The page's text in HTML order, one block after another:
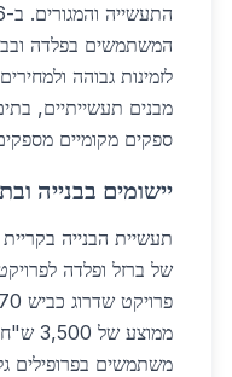
המשתמשים בפלדה
לזמינות גבוהה
מבנים תעשייתיים,
ספקים מקומיים
יישומים בבנייה
תעשיית הבנייה
משתמשים בפרופילים